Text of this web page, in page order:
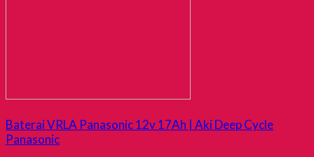
Baterai VRLA Panasonic 12v 17Ah | Aki Deep Cycle
Panasonic